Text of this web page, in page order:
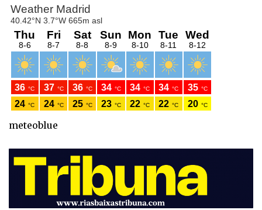
meteoblue